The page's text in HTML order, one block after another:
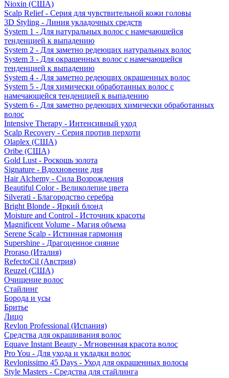
Nioxin (США)
Scalp Relief - Серия для чувствительной кожи головы
3D Styling - Линия укладочных средств
System 1 - Для натуральных волос с намечающейся
тенденцией к выпадению
System 2 - Для заметно редеющих натуральных волос
System 3 - Для окрашенных волос с намечающейся
тенденцией к выпадению
System 4 - Для заметно редеющих окрашенных волос
System 5 - Для химически обработанных волос с
намечающейся тенденцией к выпадению
System 6 - Для заметно редеющих химически обработанных
волос
Intensive Therapy - Интенсивный уход
Scalp Recovery - Серия против перхоти
Olaplex (США)
Oribe (США)
Gold Lust - Роскошь золота
Signature - Вдохновение дня
Hair Alchemy - Сила Возрождения
Beautiful Color - Великолепие цвета
Silverati - Благородство серебра
Bright Blonde - Яркий блонд
Moisture and Control - Источник красоты
Magnificent Volume - Магия объема
Serene Scalp - Истинная гармония
Supershine - Драгоценное сияние
Proraso (Италия)
RefectoCil (Австрия)
Reuzel (США)
Очищение волос
Стайлинг
Борода и усы
Бритье
Лицо
Revlon Professional (Испания)
Средства для окрашивания волос
Equave Instant Beauty - Мгновенная красота волос
Pro You - Для ухода и укладки волос
Revlonissimo 45 Days - Уход для окрашенных волосы
Style Masters - Средства для стайлинга